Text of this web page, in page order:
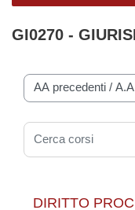
GI0270 -
Categorie di corso
Cerca corsi
DIRITTO